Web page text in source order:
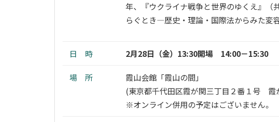
年、『ウクライナ戦争と世界のゆくえ』（
らぐとき―歴史・理論・国際法からみた変
日 時 2月28日（金）13:30開場 14:00－15:30
場 所
霞山会館「霞山の間」
(東京都千代田区霞が関三丁目２番１号 霞
※オンライン併用の予定はございません。